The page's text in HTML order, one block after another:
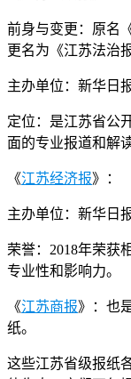
前身与变更：原名
更名为《江苏法治
主办单位：新华日
定位：是江苏省公
面的专业报道和解读
《江苏经济报》：
主办单位：新华日
荣誉：2018年荣获
专业性和影响力。
《江苏商报》：也
纸。
这些江苏省级报纸